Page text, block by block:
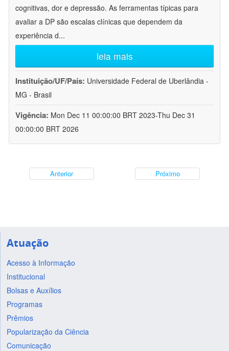
cognitivas, dor e depressão. As ferramentas típicas para
avaliar a DP são escalas clínicas que dependem da
experiência d...
leia mais
Instituição/UF/País: Universidade Federal de Uberlândia -
MG - Brasil
Vigência: Mon Dec 11 00:00:00 BRT 2023-Thu Dec 31
00:00:00 BRT 2026
Anterior Próximo
Atuação
Acesso à Informação
Institucional
Bolsas e Auxílios
Programas
Prêmios
Popularização da Ciência
Comunicação